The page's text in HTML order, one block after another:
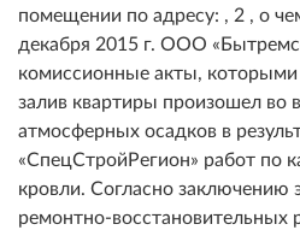
помещении по адресу: , 2 , о
декабря 2015 г. ООО
комиссионные акты,
залив квартиры произошел во
атмосферных осадков в
«СпецСтройРегион» работ по
кровли. Согласно заключению
ремонтно-восстановительных